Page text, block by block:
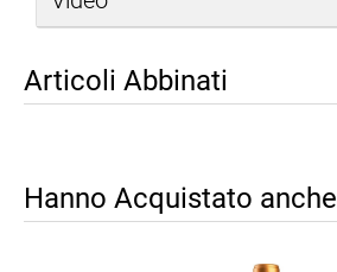
Articoli Abbinati
Hanno Acquistato anche